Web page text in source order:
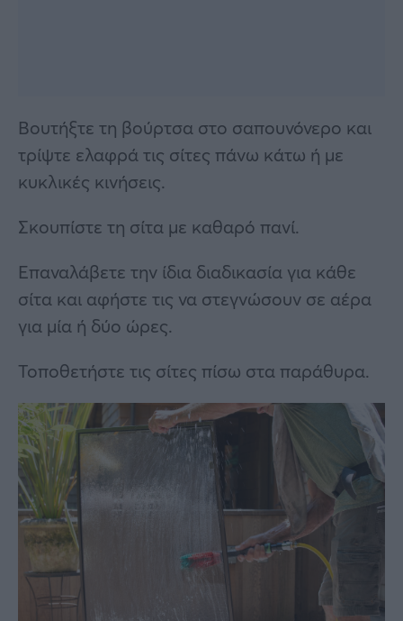
Βουτήξτε τη βούρτσα στο σαπουνόνερο και
τρίψτε ελαφρά τις σίτες πάνω κάτω ή με
κυκλικές κινήσεις.
Σκουπίστε τη σίτα με καθαρό πανί.
Επαναλάβετε την ίδια διαδικασία για κάθε
σίτα και αφήστε τις να στεγνώσουν σε αέρα
για μία ή δύο ώρες.
Τοποθετήστε τις σίτες πίσω στα παράθυρα.